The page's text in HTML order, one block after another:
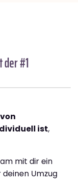
der #1
ist,
mit dir ein
deinen Umzug